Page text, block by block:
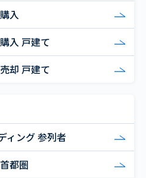
入
入 戸建て
却 戸建て
ィング 参列者
都圏